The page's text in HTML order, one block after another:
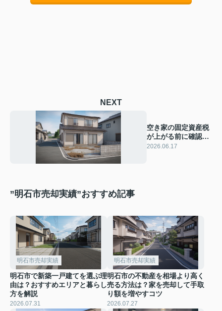
NEXT
空き家の固定資産税
が上がる前に確認！
売るか活用して税負
2026.06.17
”明石市売却実績”おすすめ記事
明石市売却実績
明石市で新築一戸建てを選ぶ理
由は？おすすめエリアと暮らし
方を解説
2026.07.31
明石市売却実績
明石市の不動産を相場より高く
売る方法は？家を売却して手取
り額を増やすコツ
2026.07.27